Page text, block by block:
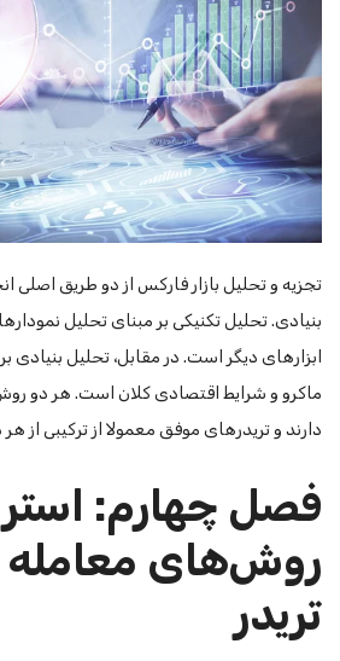
تجزیه و تحلیل بازار فارکس از دو طریق اصلی
بنیادی. تحلیل تکنیکی بر مبنای تحلیل
ابزارهای دیگر است. در مقابل، تحلیل بنیادی
ماکرو و شرایط اقتصادی کلان است. هر دو روش
دارند و تریدرهای موفق معمولا از ترکیبی از
فصل چهارم:
روش‌های معامله
تریدر